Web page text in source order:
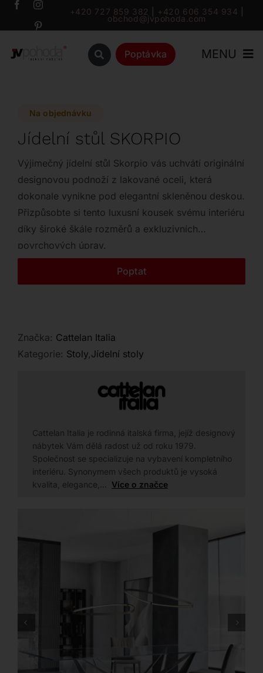
Přeskočit
+420 727 859 382 +420 606 354 934
obchod@jvpohoda.com
Poptávka MENU
Katalog
Značky
Outlet
Kontakt
Na objednávku
Jídelní stůl SKORPIO
Výjimečný jídelní stůl Skorpio vás uchvátí originální
designovou podnoží z lakované oceli, která
dokonale vynikne pod elegantní skleněnou deskou.
Přizpůsobte si tento luxusní kousek svému interiéru
díky široké škále rozměrů a exkluzivních
povrchových úprav.
Poptat
Značka: Cattelan Italia
Kategorie: Stoly,Jídelní stoly
Cattelan Italia je rodinná italská firma, jejíž designový
nábytek Vám dělá radost už od roku 1979.
Společnost se specializuje na vybavení kompletního
interiéru. Synonymem všech produktů je vysoká
kvalita, elegance,… Více o značce